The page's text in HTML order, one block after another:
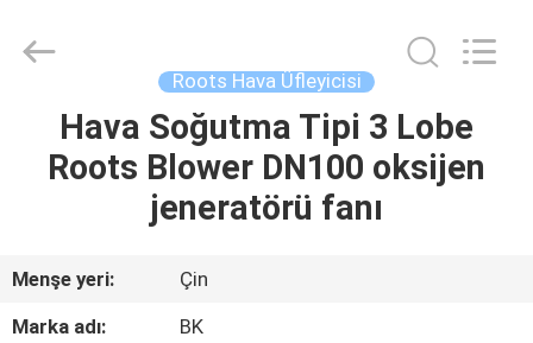
VİDEOLAR
(Jiangsu)
Roots Hava Üfleyicisi
Hava Soğutma Tipi 3 Lobe
Roots Blower DN100 oksijen
jeneratörü fanı
Menşe yeri:
Çin
Marka adı:
BK